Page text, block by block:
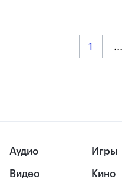
1 ...
Аудио
Видео
Игры
Кино